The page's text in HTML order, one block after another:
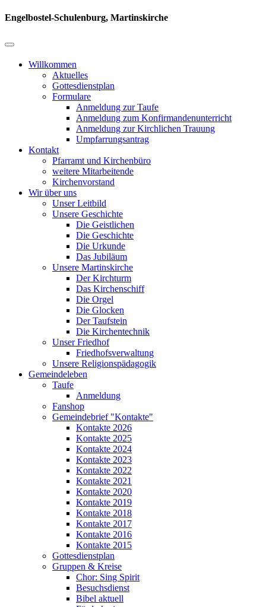
Engelbostel-Schulenburg, Martinskirche
Willkommen
Aktuelles
Gottesdienstplan
Formulare
Anmeldung zur Taufe
Anmeldung zum Konfirmandenunterricht
Anmeldung zur Kirchlichen Trauung
Umpfarrungsantrag
Kontakt
Pfarramt und Kirchenbüro
weitere Mitarbeitende
Kirchenvorstand
Wir über uns
Unser Leitbild
Unsere Geschichte
Die Geistlichen
Die Geschichte
Die Urkunde
Das Jubiläum
Unsere Martinskirche
Der Kirchturm
Das Kirchenschiff
Die Orgel
Die Glocken
Der Taufstein
Die Kirchentechnik
Unser Friedhof
Friedhofsverwaltung
Unsere Religionspädagogik
Gemeindeleben
Taufe
Anmeldung
Fanshop
Gemeindebrief "Kontakte"
Kontakte 2026
Kontakte 2025
Kontakte 2024
Kontakte 2023
Kontakte 2022
Kontakte 2021
Kontakte 2020
Kontakte 2019
Kontakte 2018
Kontakte 2017
Kontakte 2016
Kontakte 2015
Gottesdienstplan
Gruppen & Kreise
Chor: Sing Spirit
Besuchsdienst
Bibel aktuell